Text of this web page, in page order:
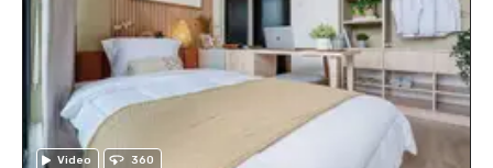
Video 360